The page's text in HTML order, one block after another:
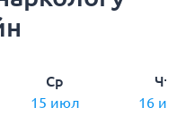
Ср
15 июл
Чт
16